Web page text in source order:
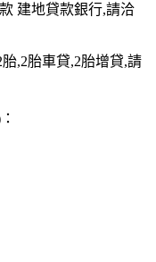
建地貸款銀行,請洽
,2胎車貸,2胎增貸,請